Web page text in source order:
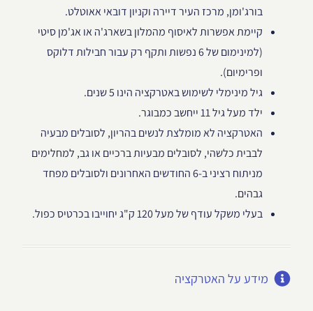
בורג'ומן, מרכז העיר דיירה וקניון דובאי אאוטלט.
קיימת אפשרות לאיסוף מהמלון בשארג'ה או אג'מן סיטי
(למינימום של 6 נפשות ותקף רק עבור חבילות דלוקס
ופרימיום).
גיל מינימלי לשימוש באטרקציה הינו 5 שנים.
ילד מעל גיל 11 ייחשב כמבוגר.
האטרקציה לא מומלצת לנשים בהריון, לסובלים מבעיה
לבבית כלשהי, לסובלים מבעיות ברכיים או גב, למחלימים
מניתוח רציני ב-6 החודשים האחרונים ולסובלים מפחד
גבהים.
בעלי משקל עודף של מעל 120 ק"ג יחוייבו בכרטיס כפול.
מידע על האטרקציה